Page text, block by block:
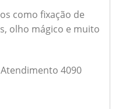
como fixação de
olho mágico e muito
4090